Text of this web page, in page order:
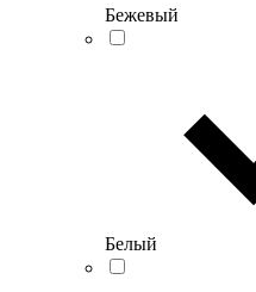
Бежевый
Белый